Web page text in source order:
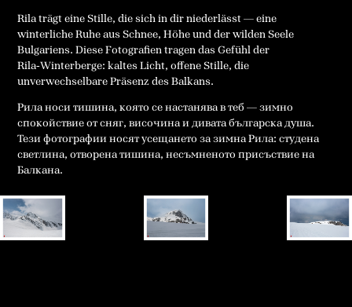
Rila trägt eine Stille, die sich in dir niederlässt — eine
winterliche Ruhe aus Schnee, Höhe und der wilden Seele
Bulgariens. Diese Fotografien tragen das Gefühl der
Rila‑Winterberge: kaltes Licht, offene Stille, die
unverwechselbare Präsenz des Balkans.
Рила носи тишина, която се настанява в теб — зимно
спокойствие от сняг, височина и дивата българска душа.
Тези фотографии носят усещането за зимна Рила: студена
светлина, отворена тишина, несъмненото присъствие на
Балкана.